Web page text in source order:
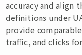
accuracy and align
definitions under
provide
traffic, and clicks